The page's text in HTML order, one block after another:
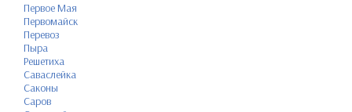
Первое Мая
Первомайск
Перевоз
Пыра
Решетиха
Саваслейка
Саконы
Саров